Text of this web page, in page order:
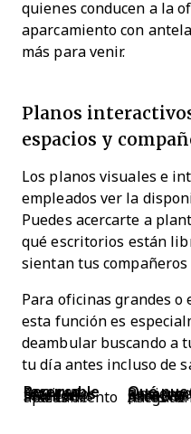
quienes conducen a la
aparcamiento con
más para venir.
Planos
espacios y
Los planos visuales e
empleados ver la
Puedes acercarte a
qué escritorios están
sientan tus compañeros
Para oficinas grandes o
esta función es
deambular buscando a
tu día antes incluso de
Recurso reservable
Qué
Escritorios Reservar puestos de trabajo flexibles
Salas de reuniones Reservar espacios
Plazas de aparcamiento Asegurar aparcamiento en la